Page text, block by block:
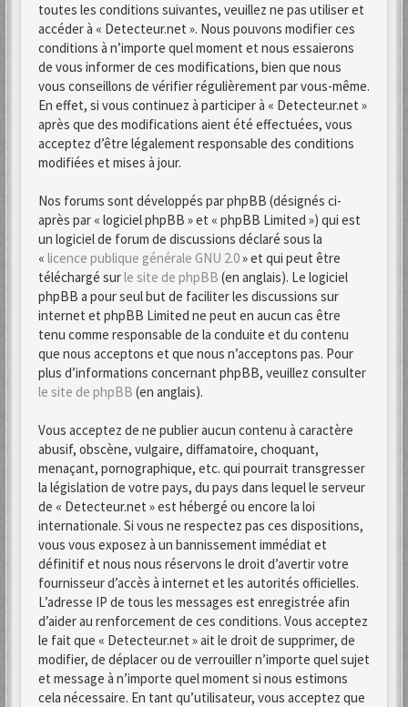
toutes les conditions suivantes, veuillez ne pas utiliser et
accéder à « Detecteur.net ». Nous pouvons modifier ces
conditions à n’importe quel moment et nous essaierons
de vous informer de ces modifications, bien que nous
vous conseillons de vérifier régulièrement par vous-même.
En effet, si vous continuez à participer à « Detecteur.net »
après que des modifications aient été effectuées, vous
acceptez d’être légalement responsable des conditions
modifiées et mises à jour.
Nos forums sont développés par phpBB (désignés ci-
après par « logiciel phpBB » et « phpBB Limited ») qui est
un logiciel de forum de discussions déclaré sous la
« licence publique générale GNU 2.0» et qui peut être
téléchargé surle site de phpBB (en anglais). Le logiciel
phpBB a pour seul but de faciliter les discussions sur
internet et phpBB Limited ne peut en aucun cas être
tenu comme responsable de la conduite et du contenu
que nous acceptons et que nous n’acceptons pas. Pour
plus d’informations concernant phpBB, veuillez consulter
le site de phpBB (en anglais).
Vous acceptez de ne publier aucun contenu à caractère
abusif, obscène, vulgaire, diffamatoire, choquant,
menaçant, pornographique, etc. qui pourrait transgresser
la législation de votre pays, du pays dans lequel le serveur
de « Detecteur.net » est hébergé ou encore la loi
internationale. Si vous ne respectez pas ces dispositions,
vous vous exposez à un bannissement immédiat et
définitif et nous nous réservons le droit d’avertir votre
fournisseur d’accès à internet et les autorités officielles.
L’adresse IP de tous les messages est enregistrée afin
d’aider au renforcement de ces conditions. Vous acceptez
le fait que « Detecteur.net » ait le droit de supprimer, de
modifier, de déplacer ou de verrouiller n’importe quel sujet
et message à n’importe quel moment si nous estimons
cela nécessaire. En tant qu’utilisateur, vous acceptez que